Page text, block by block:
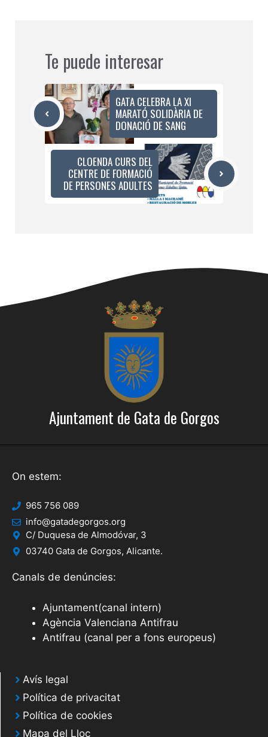
Te puede interesar
GATA CELEBRA LA XI
MARATÓ SOLIDÀRIA DE
DONACIÓ DE SANG
CLOENDA CURS DEL
CENTRE DE FORMACIÓ
DE PERSONES ADULTES
Ajuntament de Gata de Gorgos
On estem:
965 756 089
info@gatadegorgos.org
C/ Duquesa de Almodóvar, 3
03740 Gata de Gorgos, Alicante.
Canals de denúncies:
Ajuntament(canal intern)
Agència Valenciana Antifrau
Antifrau (canal per a fons europeus)
Avís legal
Política de privacitat
Política de cookies
Mapa del Lloc